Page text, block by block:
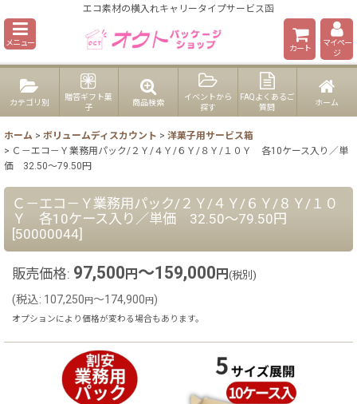
エコ素材の横入れキャリータイプサービス函
メニュー
カート
マイペー
ジ
カテゴリ別
贈答ギフト菓
子
商品検索
イベントから
探す
FAQよくあるご
質問
ホーム
ホーム > ボリュームディスカウント > 洋菓子用サービス箱
> Ｃ－エコ－Ｙ業務用パック/２Ｙ/４Ｙ/６Ｙ/８Ｙ/１０Ｙ 各10ケース入り／単
価 32.50〜79.50円
Ｃ－エコ－Ｙ業務用パック/２Ｙ/４Ｙ/６Ｙ/８Ｙ/１０
Ｙ 各10ケース入り／単価 32.50〜79.50円
[50000044]
販売価格: 97,500 円 ～159,000 円 (税別)
(税込: 107,250円～174,900円)
オプションにより価格が変わる場合もあります。